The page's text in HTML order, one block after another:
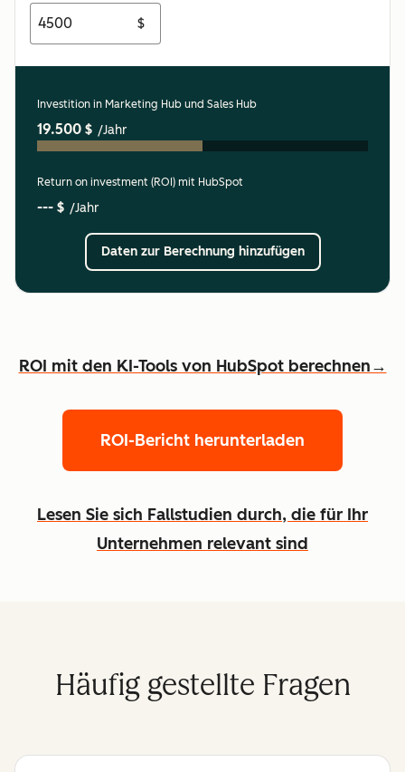
$
Investition in Marketing Hub und Sales Hub
19.500 $ /Jahr
Return on investment (ROI) mit HubSpot
--- $ /Jahr
Daten zur Berechnung hinzufügen
ROI mit den KI-Tools von HubSpot berechnen→
ROI-Bericht herunterladen
Lesen Sie sich Fallstudien durch, die für Ihr
Unternehmen relevant sind
Häufig gestellte Fragen